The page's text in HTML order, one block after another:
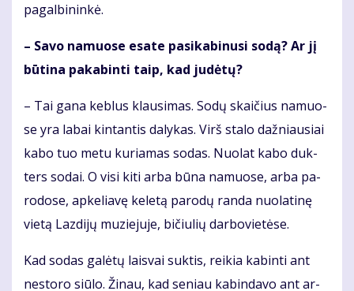
pa­gal­bi­nin­kė.
– Sa­vo na­muo­se esa­te pa­si­ka­bi­nu­si so­dą? Ar jį
bū­ti­na pa­ka­bin­ti taip, kad ju­dė­tų?
– Tai ga­na keb­lus klau­si­mas. So­dų skai­čius na­muo­
se yra la­bai kin­tan­tis da­ly­kas. Virš sta­lo daž­niau­siai
ka­bo tuo me­tu ku­ria­mas so­das. Nuo­lat ka­bo duk­
ters so­dai. O vi­si ki­ti ar­ba bū­na na­muo­se, ar­ba pa­
ro­do­se, ap­ke­lia­vę ke­le­tą pa­ro­dų ran­da nuo­la­ti­nę
vie­tą Laz­di­jų mu­zie­ju­je, bi­čiu­lių dar­bo­vie­tė­se.
Kad so­das ga­lė­tų lais­vai suk­tis, rei­kia ka­bin­ti ant
ne­sto­ro siū­lo. Ži­nau, kad se­niau ka­bin­da­vo ant ar­